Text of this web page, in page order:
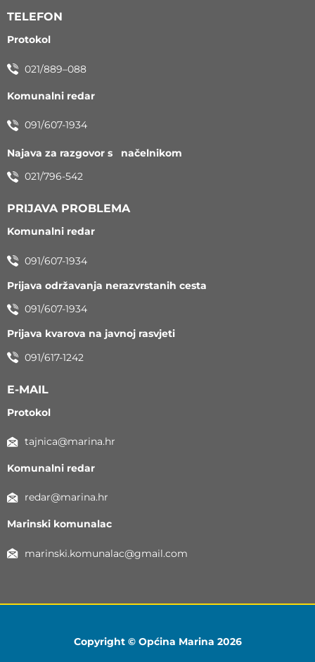
TELEFON
Protokol
021/889–088
Komunalni redar
091/607-1934
Najava za razgovor s načelnikom
021/796-542
PRIJAVA PROBLEMA
Komunalni redar
091/607-1934
Prijava održavanja nerazvrstanih cesta
091/607-1934
Prijava kvarova na javnoj rasvjeti
091/617-1242
E-MAIL
Protokol
tajnica@marina.hr
Komunalni redar
redar@marina.hr
Marinski komunalac
marinski.komunalac@gmail.com
Copyright © Općina Marina 2026